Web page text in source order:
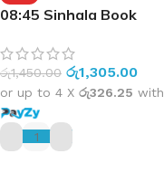
08:45 Sinhala Book
රු1,450.00 රු1,305.00
or up to 4 X රු326.25 with